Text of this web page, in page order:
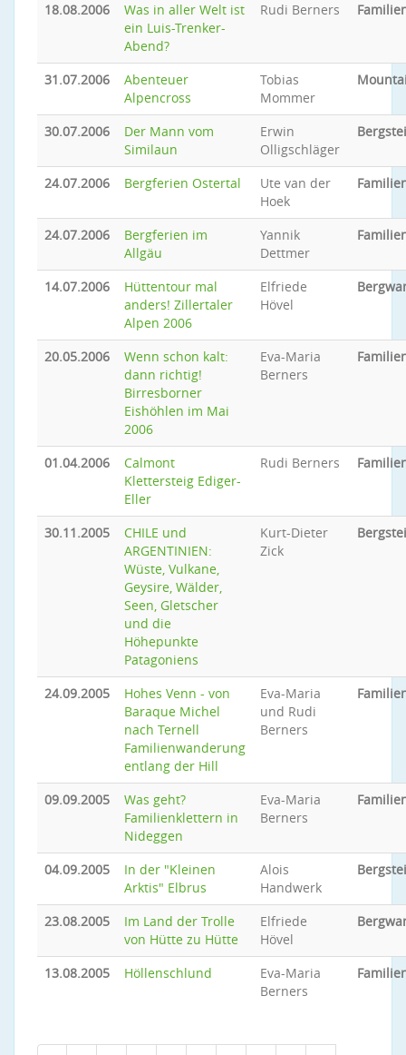
18.08.2006
Was in aller Welt ist
ein Luis-Trenker-
Abend?
Rudi Berners
31.07.2006
Abenteuer
Alpencross
Tobias
Mommer
30.07.2006
Der Mann vom
Similaun
Erwin
Olligschläger
24.07.2006 Bergferien Ostertal
Ute van der
Hoek
24.07.2006
Bergferien im
Allgäu
Yannik
Dettmer
14.07.2006
Hüttentour mal
anders! Zillertaler
Alpen 2006
Elfriede
Hövel
20.05.2006
Wenn schon kalt:
dann richtig!
Birresborner
Eishöhlen im Mai
2006
Eva-Maria
Berners
01.04.2006
Calmont
Klettersteig Ediger-
Eller
Rudi Berners
30.11.2005
CHILE und
ARGENTINIEN:
Wüste, Vulkane,
Geysire, Wälder,
Seen, Gletscher
und die
Höhepunkte
Patagoniens
Kurt-Dieter
Zick
24.09.2005
Hohes Venn - von
Baraque Michel
nach Ternell
Familienwanderung
entlang der Hill
Eva-Maria
und Rudi
Berners
09.09.2005
Was geht?
Familienklettern in
Nideggen
Eva-Maria
Berners
04.09.2005
In der "Kleinen
Arktis" Elbrus
Alois
Handwerk
23.08.2005
Im Land der Trolle
von Hütte zu Hütte
Elfriede
Hövel
13.08.2005 Höllenschlund
Eva-Maria
Berners